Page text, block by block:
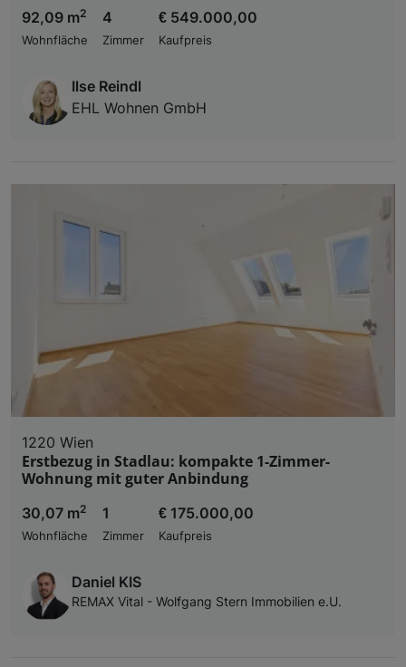
92,09 m2
Wohnfläche
4
Zimmer
€ 549.000,00
Kaufpreis
Ilse Reindl
EHL Wohnen GmbH
1220 Wien
Erstbezug in Stadlau: kompakte 1-Zimmer-
Wohnung mit guter Anbindung
30,07 m2
Wohnfläche
1
Zimmer
€ 175.000,00
Kaufpreis
Daniel KIS
REMAX Vital - Wolfgang Stern Immobilien e.U.